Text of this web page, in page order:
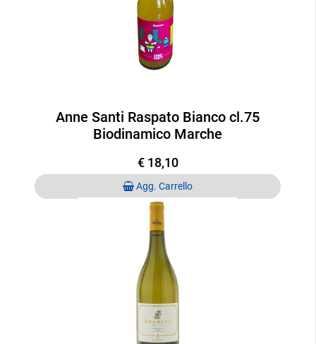
Anne Santi Raspato Bianco cl.75
Biodinamico Marche
€ 18,10
Quantità
Agg. Carrello